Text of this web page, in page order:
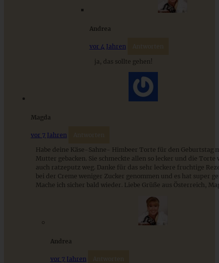
Der Klassiker: Sachertorte
Cremiges Lemon Posset - die einfachste Zitronencreme in
ZUM BEITRAG
Andrea
vor 4 Jahren Antworten
ja, das sollte gehen!
Magda
vor 7 Jahren Antworten
Habe deine Käse-Sahne- Himbeer Torte für den Geburtstag
Mutter gebacken. Sie schmeckte allen so lecker und die Torte
auch ratzeputz weg. Danke für das sehr leckere fruchtige
bei der Creme weniger Zucker genommen und es hat super
Mache ich sicher bald wieder. Liebe Grüße aus Österreich,
Andrea
vor 7 Jahren Antworten